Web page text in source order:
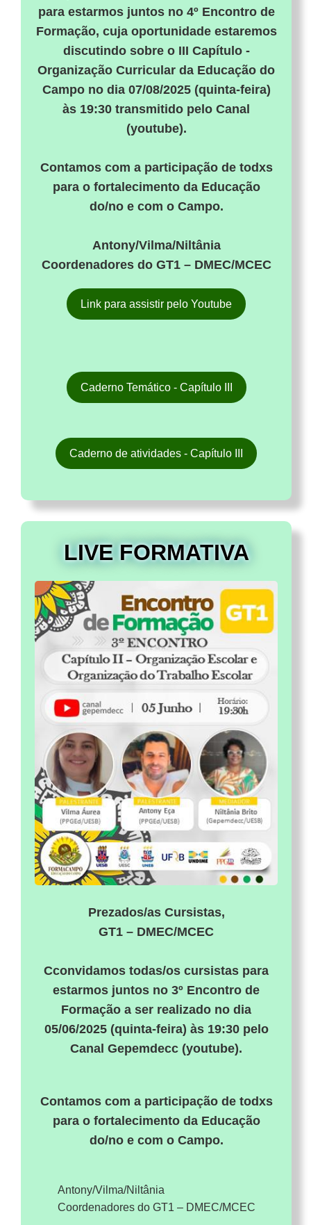
para estarmos juntos no 4º Encontro de
Formação, cuja oportunidade estaremos
discutindo sobre o III Capítulo -
Organização Curricular da Educação do
Campo no dia 07/08/2025(quinta-feira)
às 19:30 transmitido pelo Canal
(youtube).
Contamos com a participação de todxs
para o fortalecimento da Educação
do/no e com o Campo.
Antony/Vilma/Niltânia
Coordenadores do GT1 – DMEC/MCEC
Link para assistir pelo Youtube
Caderno Temático - Capítulo III
Caderno de atividades - Capítulo III
LIVE FORMATIVA
Prezados/as Cursistas,
GT1 – DMEC/MCEC
Cconvidamos todas/os cursistas para
estarmos juntos no 3º Encontro de
Formação a ser realizado no dia
05/06/2025 (quinta-feira) às 19:30 pelo
Canal Gepemdecc (youtube).
Contamos com a participação de todxs
para o fortalecimento da Educação
do/no e com o Campo.
Antony/Vilma/Niltânia
Coordenadores do GT1 – DMEC/MCEC